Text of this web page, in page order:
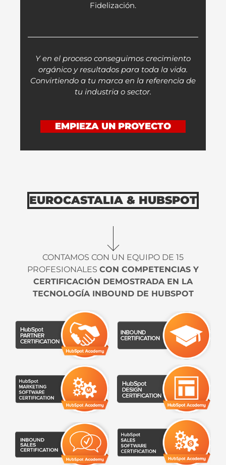
Fidelización.
Y en el proceso conseguimos crecimiento
orgánico y resultados para toda la vida.
Convirtiendo a tu marca en la referencia de
tu industria o sector.
EMPIEZA UN PROYECTO
EUROCASTALIA & HUBSPOT
CONTAMOS CON UN EQUIPO DE 15
PROFESIONALES CON COMPETENCIAS Y
CERTIFICACIÓN DEMOSTRADA EN LA
TECNOLOGÍA INBOUND DE HUBSPOT